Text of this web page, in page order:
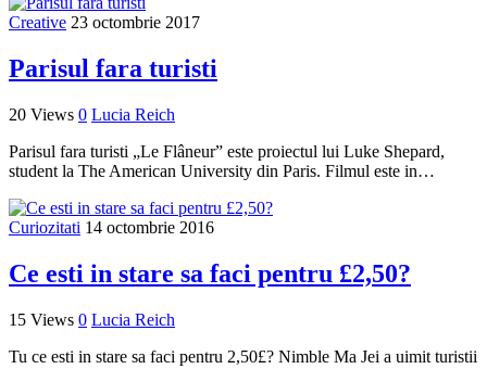
Creative 23 octombrie 2017
Parisul fara turisti
20 Views 0 Lucia Reich
Parisul fara turisti „Le Flâneur” este proiectul lui Luke Shepard,
student la The American University din Paris. Filmul este in…
Curiozitati 14 octombrie 2016
Ce esti in stare sa faci pentru £2,50?
15 Views 0 Lucia Reich
Tu ce esti in stare sa faci pentru 2,50£? Nimble Ma Jei a uimit turistii